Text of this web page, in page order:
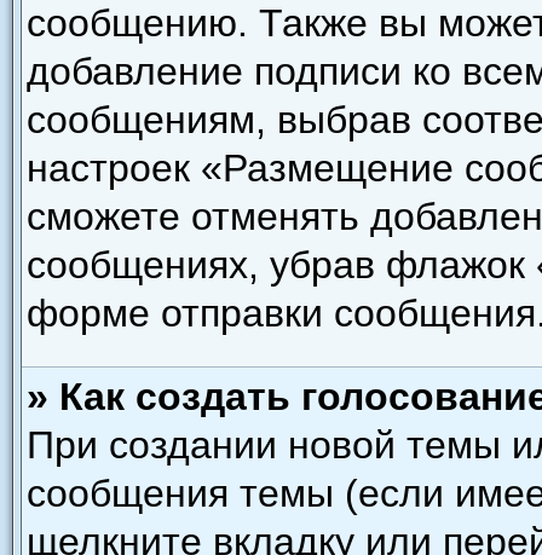
сообщению. Также вы
добавление подписи ко
сообщениям, выбрав
настроек «Размещение
сможете отменять
сообщениях, убрав флажок
форме отправки
» Как создать
При создании новой темы
сообщения темы (если
щелкните вкладку или